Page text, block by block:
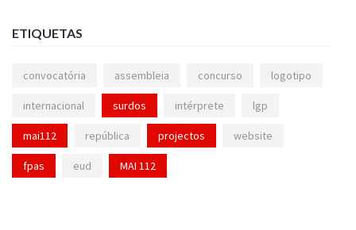
ETIQUETAS
convocatória assembleia concurso logotipo
internacional surdos intérprete lgp
mai112 república projectos website
fpas eud MAI 112